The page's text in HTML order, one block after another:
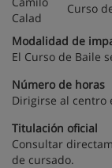
Curso
Modalidad de
El Curso de Baile
Número de horas
Dirigirse al centro
Titulación oficial
Consultar
de cursado.